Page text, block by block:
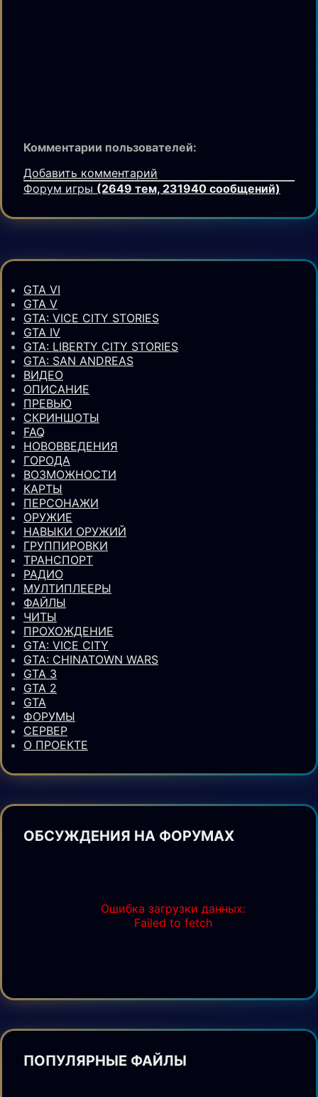
Комментарии пользователей:
Добавить комментарий
Форум игры (2649 тем, 231940 сообщений)
GTA VI
GTA V
GTA: VICE CITY STORIES
GTA IV
GTA: LIBERTY CITY STORIES
GTA: SAN ANDREAS
ВИДЕО
ОПИСАНИЕ
ПРЕВЬЮ
СКРИНШОТЫ
FAQ
НОВОВВЕДЕНИЯ
ГОРОДА
ВОЗМОЖНОСТИ
КАРТЫ
ПЕРСОНАЖИ
ОРУЖИЕ
НАВЫКИ ОРУЖИЙ
ГРУППИРОВКИ
ТРАНСПОРТ
РАДИО
МУЛТИПЛЕЕРЫ
ФАЙЛЫ
ЧИТЫ
ПРОХОЖДЕНИЕ
GTA: VICE CITY
GTA: CHINATOWN WARS
GTA 3
GTA 2
GTA
ФОРУМЫ
СЕРВЕР
О ПРОЕКТЕ
ОБСУЖДЕНИЯ НА ФОРУМАХ
Ошибка загрузки данных:
Failed to fetch
ПОПУЛЯРНЫЕ ФАЙЛЫ